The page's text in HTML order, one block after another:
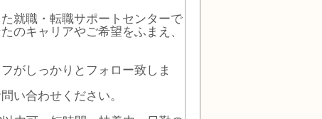
就職・転職サポートセンターで
のキャリアやご希望をふまえ、
がしっかりとフォロー致しま
い合わせください。